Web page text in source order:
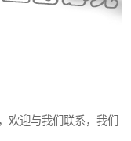
欢迎与我们联系，我们